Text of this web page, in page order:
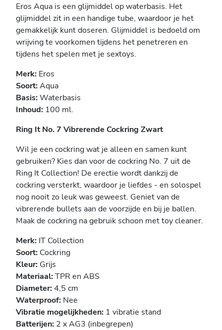
Eros Aqua is een glijmiddel op waterbasis. Het
glijmiddel zit in een handige tube, waardoor je het
gemakkelijk kunt doseren. Glijmiddel is bedoeld om
wrijving te voorkomen tijdens het penetreren en
tijdens het spelen met je sextoys.
Merk: Eros
Soort:Aqua
Basis:Waterbasis
Inhoud: 100 ml.
Ring It No. 7 Vibrerende Cockring Zwart
Wil je een cockring wat je alleen en samen kunt
gebruiken? Kies dan voor de cockring No. 7 uit de
Ring It Collection! De erectie wordt dankzij de
cockring versterkt, waardoor je liefdes - en solospel
nog nooit zo leuk was geweest. Geniet van de
vibrerende bullets aan de voorzijde en bij je ballen.
Maak de cockring na gebruik schoon met toy cleaner.
Merk: IT Collection
Soort: Cockring
Kleur: Grijs
Materiaal:TPR en ABS
Diameter:4,5 cm
Waterproof: Nee
Vibratie mogelijkheden: 1 vibratie stand
Batterijen: 2 x AG3 (inbegrepen)